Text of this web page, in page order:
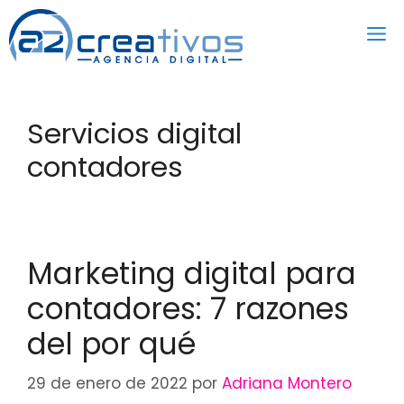
Saltar
al
contenido
Servicios digital
contadores
Marketing digital para
contadores: 7 razones
del por qué
29 de enero de 2022 por Adriana Montero